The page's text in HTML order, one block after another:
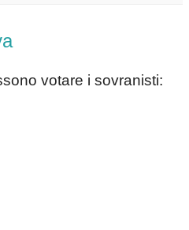
votare i sovranisti: